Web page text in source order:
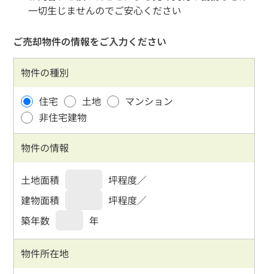
一切生じませんのでご安心ください
ご売却物件の情報をご入力ください
物件の種別
住宅
土地
マンション
非住宅建物
物件の情報
土地面積
坪程度／
建物面積
坪程度／
築年数
年
物件所在地